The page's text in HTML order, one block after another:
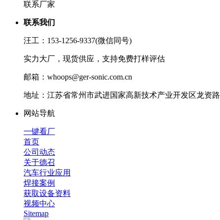
联系厂家
联系我们
汪工：153-1256-9337(微信同号)
实力大厂，现货供应，支持免费打样评估
邮箱：whoops@ger-sonic.com.cn
地址：江苏省常州市武进国家高新技术产业开发区龙资
网站导航
一键看厂
首页
公司动态
关于德召
汽车行业应用
焊接案例
获取设备资料
视频中心
Sitemap